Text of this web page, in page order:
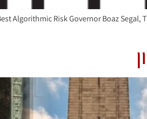
Algorithmic Risk Governor Boaz